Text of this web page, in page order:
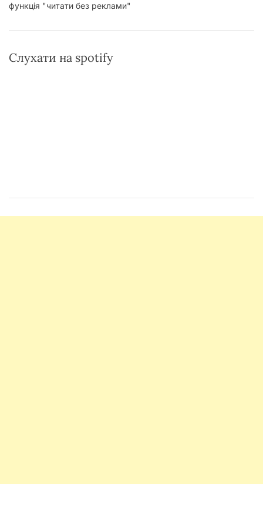
функція "читати без реклами"
Слухати на spotify